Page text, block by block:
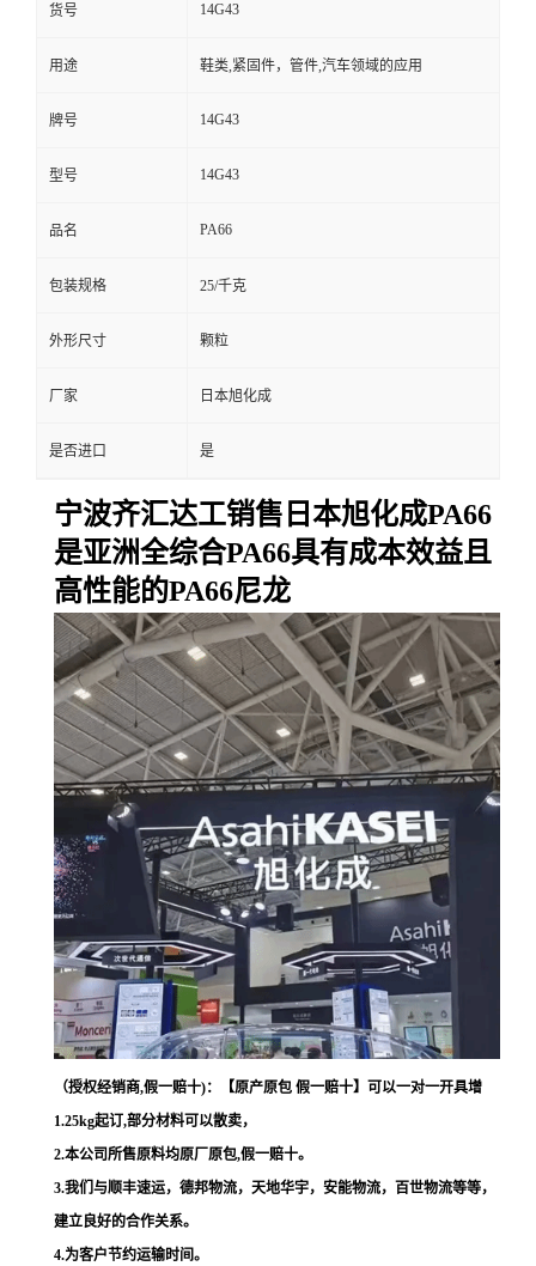
货号 14G43
用途 鞋类,紧固件，管件,汽车领域的应用
牌号 14G43
型号 14G43
品名 PA66
包装规格 25/千克
外形尺寸 颗粒
厂家 日本旭化成
是否进口 是
宁波齐汇达工销售日本旭化成PA66
是亚洲全综合PA66具有成本效益且
高性能的PA66尼龙
（授权经销商,假一赔十)：【原产原包 假一赔十】可以一对一开具增
1.25kg起订,部分材料可以散卖，
2.本公司所售原料均原厂原包,假一赔十。
3.我们与顺丰速运，德邦物流，天地华宇，安能物流，百世物流等等，
建立良好的合作关系。
4.为客户节约运输时间。